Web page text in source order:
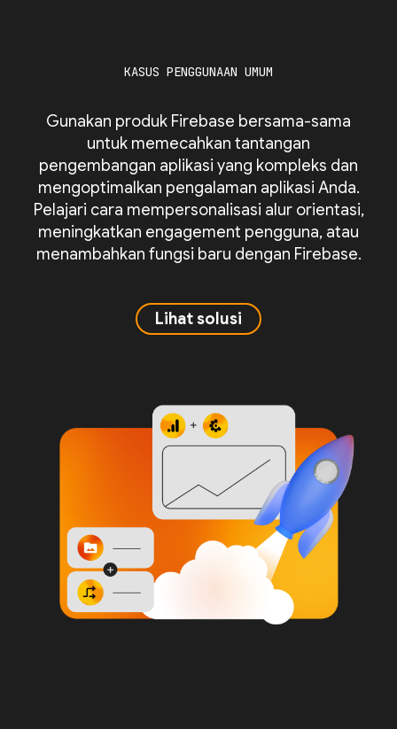
KASUS PENGGUNAAN UMUM
Gunakan produk Firebase bersama-sama
untuk memecahkan tantangan
pengembangan aplikasi yang kompleks dan
mengoptimalkan pengalaman aplikasi Anda.
Pelajari cara mempersonalisasi alur orientasi,
meningkatkan engagement pengguna, atau
menambahkan fungsi baru dengan Firebase.
Lihat solusi